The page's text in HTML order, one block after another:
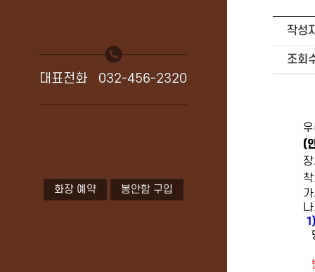
대표전화 032-456-2320
화장 예약 봉안함 구입
작성
조회
우
(
1)